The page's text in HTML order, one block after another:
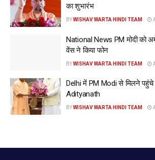
का शुभारंभ
BYWISHAV WARTA HINDI TEAM
National News PM मोदी को
वेंस ने किया फोन
BYWISHAV WARTA HINDI TEAM
Delhi में PM Modi से मिलने
Adityanath
BYWISHAV WARTA HINDI TEAM